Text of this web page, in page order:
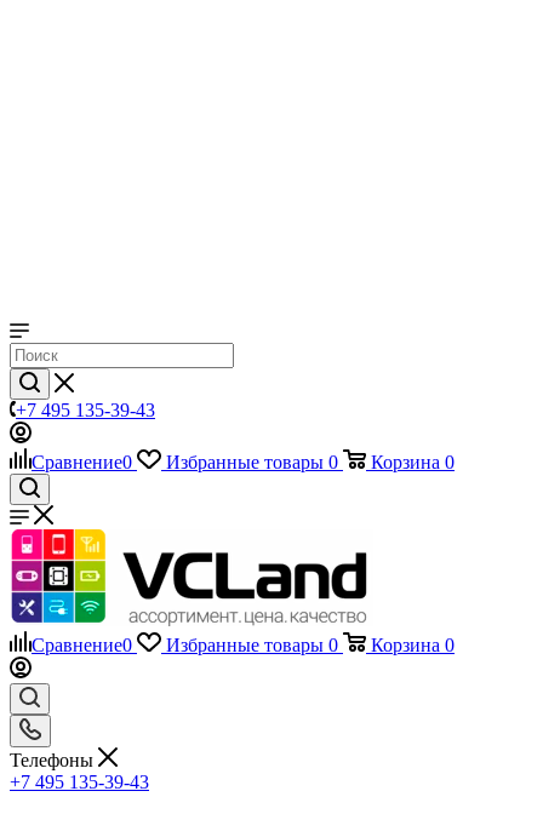
+7 495 135-39-43
Сравнение 0 Избранные товары 0
Телефоны
+7 495 135-39-43